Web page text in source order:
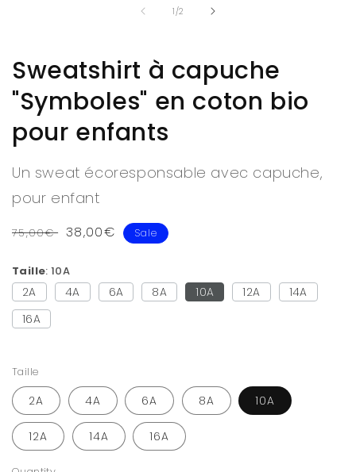
1 /of
2
Sweatshirt à capuche
"Symboles" en coton bio
pour enfants
Un sweat écoresponsable avec capuche,
pour enfant
Regular
75,00€ Sale
38,00€ Sale
Taille 10A
2A 4A 6A 8A 10A 12A
14A
16A
Taille
2A 4A 6A 8A 10A
12A 14A 16A